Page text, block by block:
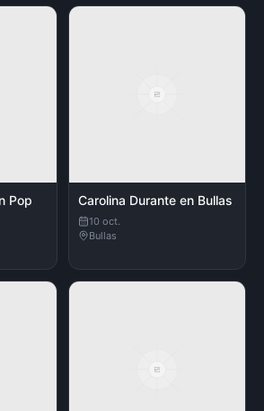
Pop
Carolina Durante en Bullas
10 oct.
Bullas